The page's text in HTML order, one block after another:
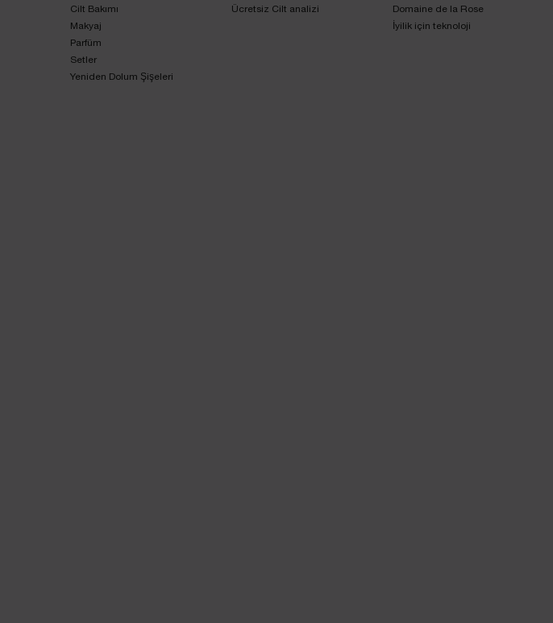
Cilt Bakımı
Makyaj
Parfüm
Setler
Yeniden Dolum Şişeleri
Ücretsiz Cilt analizi
Domaine de la Rose
İyilik için teknoloji